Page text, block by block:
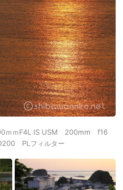
ｍｍF4L IS USM 200mm f16
PLフィルター